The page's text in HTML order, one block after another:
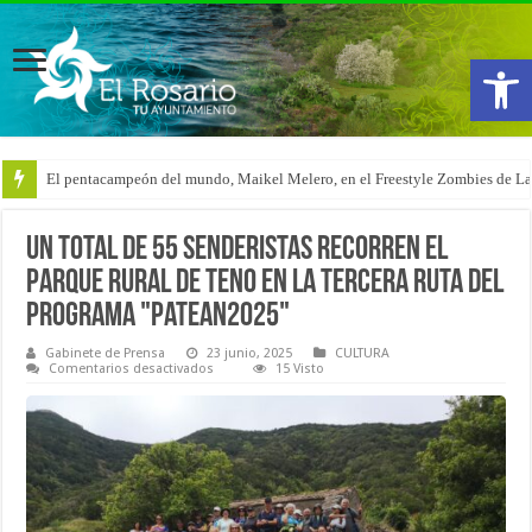
Abrir
El pentacampeón del mundo, Maikel Melero, en el Freestyle Zombies de
Un total de 55 senderistas recorren el
Parque Rural de Teno en la tercera ruta del
programa "Patean2025"
Gabinete de Prensa 23 junio, 2025
CULTURA
Comentarios desactivados
total
55
senderistas
recorren
el
Parque
Rural
de
15 Visto